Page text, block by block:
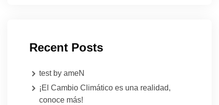
Recent Posts
test by ameN
¡El Cambio Climático es una realidad,
conoce más!